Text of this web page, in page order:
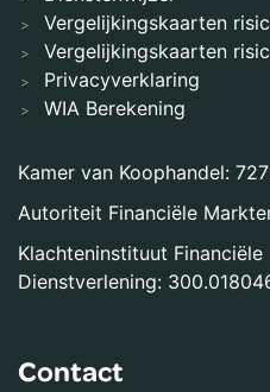
Vergelijkingskaarten
Vergelijkingskaarten
Privacyverklaring
WIA Berekening
Kamer van Koophandel:
Autoriteit Financiële
Klachteninstituut Financiële
Dienstverlening:
Contact